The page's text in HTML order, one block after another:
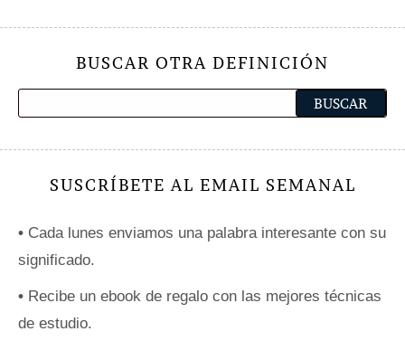
BUSCAR OTRA DEFINICIÓN
SUSCRÍBETE AL EMAIL SEMANAL
• Cada lunes enviamos una palabra interesante con su
significado.
• Recibe un ebook de regalo con las mejores técnicas
de estudio.